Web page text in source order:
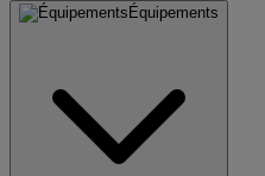
Équipements